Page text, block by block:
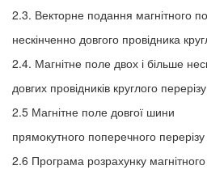
2.3. Векторне подання магнітного
нескінченно довгого провідника
2.4. Магнітне поле двох і більше
довгих провідників круглого
2.5 Магнітне поле довгої шини
прямокутного поперечного
2.6 Програма розрахунку